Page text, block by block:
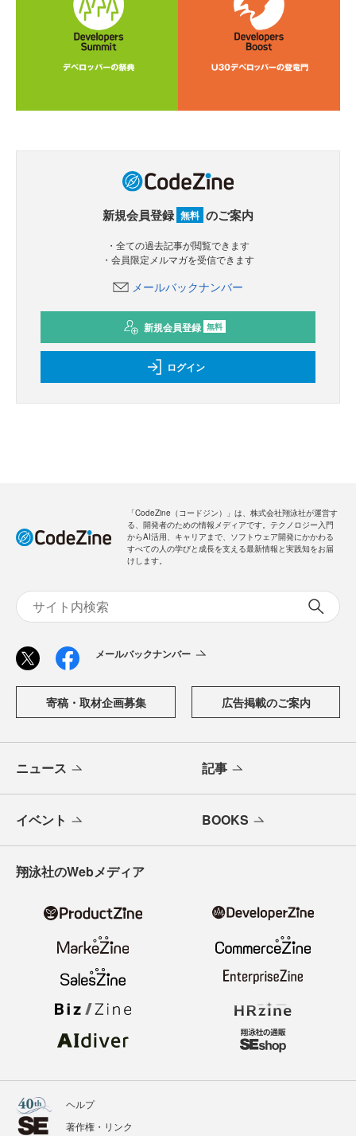
新規会員登録 無料 のご案内
・全ての過去記事が閲覧できます
・会員限定メルマガを受信できます
メールバックナンバー
新規会員登録 無料
ログイン
「CodeZine（コードジン）」は、株式会社翔泳社が運営す
る、開発者のための情報メディアです。テクノロジー入門
からAI活用、キャリアまで、ソフトウェア開発にかかわる
すべての人の学びと成長を支える最新情報と実践知をお届
けします。
メールバックナンバー
寄稿・取材企画募集 広告掲載のご案内
ニュース 記事
イベント BOOKS
翔泳社のWebメディア
ヘルプ
著作権・リンク